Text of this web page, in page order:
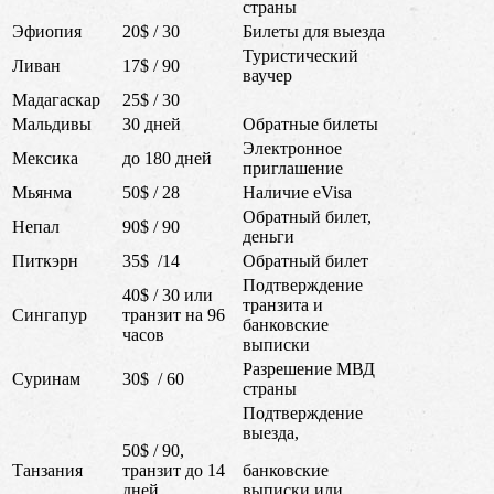
страны
Эфиопия
20$ / 30
Билеты для выезда
Ливан
17$ / 90
Туристический
ваучер
Мадагаскар
25$ / 30
Мальдивы
30 дней
Обратные билеты
Мексика
до 180 дней
Электронное
приглашение
Мьянма
50$ / 28
Наличие eVisa
Непал
90$ / 90
Обратный билет,
деньги
Питкэрн
35$ /14 Обратный билет
Сингапур
40$ / 30 или
транзит на 96
часов
Подтверждение
транзита и
банковские
выписки
Суринам
30$ / 60
Разрешение МВД
страны
Танзания
50$ / 90,
транзит до 14
дней
Подтверждение
выезда,
банковские
выписки или